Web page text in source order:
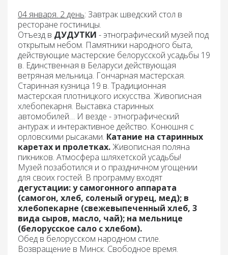
04 января. 2 день: Завтрак шведский стол в
ресторане гостиницы.
Отъезд в ДУДУТКИ - этнографический музей под
открытым небом. Памятники народного быта,
действующие мастерские белорусской усадьбы 19
в. Единственная в Беларуси действующая
ветряная мельница. Гончарная мастерская.
Старинная кузница 19 в. Традиционная
мастерская плотницкого искусства. Живописная
хлебопекарня. Выставка старинных
автомобилей… И везде - этнографический
антураж и интерактивное действо. Конюшня с
орловскими рысаками. Катание на старинных
каретах и пролетках.Живописная поляна
пикников. Атмосфера шляхетской усадьбы!
Музей позаботился и о праздничном угощении
для своих гостей. В программу входят
дегустации: у самогонного аппарата
(самогон, хлеб, соленый огурец, мед); в
хлебопекарне (свежевыпеченный хлеб, 3
вида сыров, масло, чай); на мельнице
(белорусское сало с хлебом).
Обед в белорусском народном стиле.
Возвращение в Минск. Свободное время.